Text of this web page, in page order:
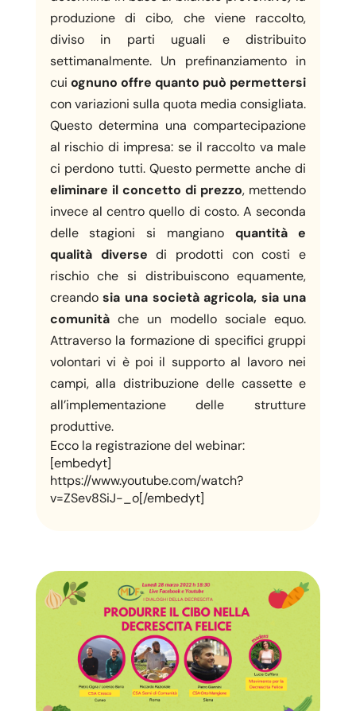
produzione di cibo, che viene raccolto,
diviso in parti uguali e distribuito
settimanalmente. Un prefinanziamento in
cui ognuno offre quanto può permettersi
con variazioni sulla quota media consigliata.
Questo determina una compartecipazione
al rischio di impresa: se il raccolto va male
ci perdono tutti. Questo permette anche di
eliminare il concetto di prezzo, mettendo
invece al centro quello di costo. A seconda
delle stagioni si mangiano quantità e
qualità diverse di prodotti con costi e
rischio che si distribuiscono equamente,
creandosia una società agricola, sia una
comunitàche un modello sociale equo.
Attraverso la formazione di specifici gruppi
volontari vi è poi il supporto al lavoro nei
campi, alla distribuzione delle cassette e
all’implementazione delle strutture
produttive.
Ecco la registrazione del webinar:
[embedyt]
https://www.youtube.com/watch?
v=ZSev8SiJ-_o[/embedyt]